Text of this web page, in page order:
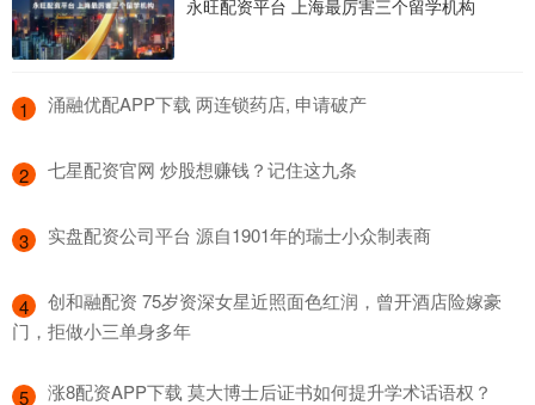
永旺配资平台 上海最厉害三个留学机构
1 ​涌融优配APP下载 两连锁药店, 申请破产
2 ​七星配资官网 炒股想赚钱？记住这九条
3 ​实盘配资公司平台 源自1901年的瑞士小众制表商
4
​创和融配资 75岁资深女星近照面色红润，曾开酒店险嫁豪
门，拒做小三单身多年
5 ​涨8配资APP下载 莫大博士后证书如何提升学术话语权？